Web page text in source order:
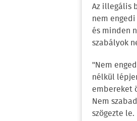
Az illegális
nem
és minden
szabályok
"Nem
nélkül
embereket
Nem
szögezte le.